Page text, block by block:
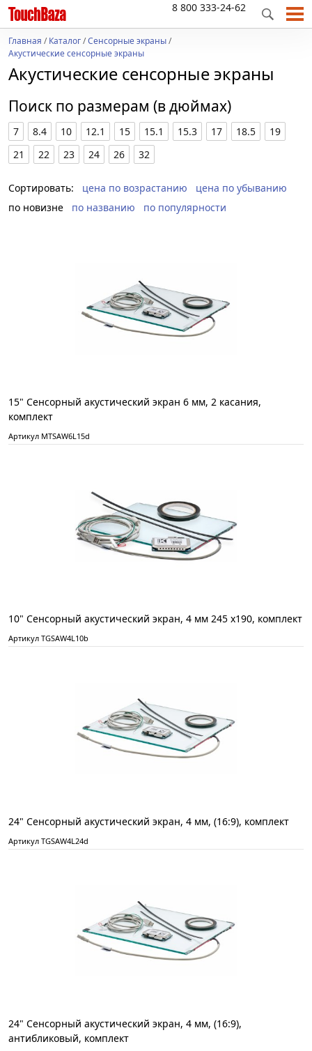
8 800 333-24-62
Главная /Каталог/Сенсорные экраны/
Акустические сенсорные экраны
Акустические сенсорные экраны
Поиск по размерам (в дюймах)
7 8.4 10 12.1 15 15.1 15.3 17 18.5
19
21
22 23 24 26 32
Сортировать: цена по возрастанию
цена по убыванию
по новизне
по названию по популярности
15" Сенсорный акустический экран 6 мм, 2 касания,
комплект
Артикул MTSAW6L15d
10" Сенсорный акустический экран, 4 мм 245 x190, комплект
Артикул TGSAW4L10b
24" Сенсорный акустический экран, 4 мм, (16:9), комплект
Артикул TGSAW4L24d
24" Сенсорный акустический экран, 4 мм, (16:9),
антибликовый, комплект